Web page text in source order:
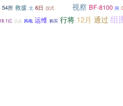
54所 救援 北 6日 仪式 视察 BF-8100 间
18.1亿 正品 风电 运维 购买 行将 12月 通过 组